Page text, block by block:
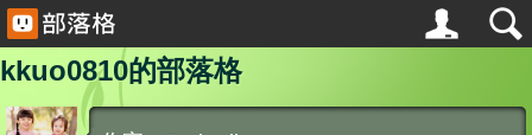
kkuo0810的部落格